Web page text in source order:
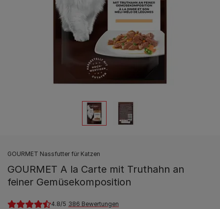
GOURMET Nassfutter für Katzen
GOURMET A la Carte mit Truthahn an
feiner Gemüsekomposition
4.8 386 Bewertungen